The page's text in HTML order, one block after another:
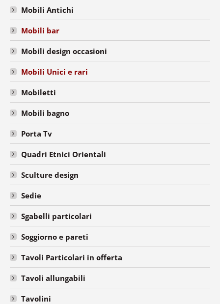
Mobili Antichi
Mobili bar
Mobili design occasioni
Mobili Unici e rari
Mobiletti
Mobili bagno
Porta Tv
Quadri Etnici Orientali
Sculture design
Sedie
Sgabelli particolari
Soggiorno e pareti
Tavoli Particolari in offerta
Tavoli allungabili
Tavolini